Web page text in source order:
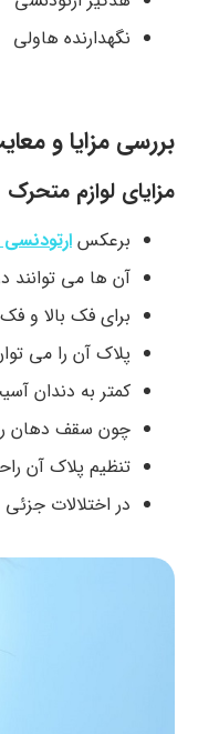
نگهدارنده هاولی
بررسی مزایا و
مزایای لوازم متحرک
برعکس
آن ها می توانند
برای فک بالا و
پلاک آن را می
کمتر به دندان
چون سقف دهان
تنظیم پلاک آن
در اختلالات